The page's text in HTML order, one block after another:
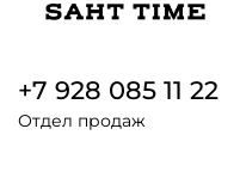
+7 928 085 11 22
Отдел продаж